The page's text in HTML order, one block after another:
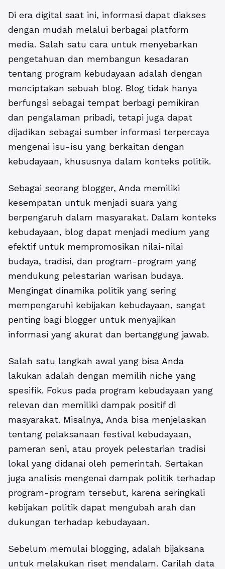
Di era digital saat ini, informasi dapat diakses
dengan mudah melalui berbagai platform
media. Salah satu cara untuk menyebarkan
pengetahuan dan membangun kesadaran
tentang program kebudayaan adalah dengan
menciptakan sebuah blog. Blog tidak hanya
berfungsi sebagai tempat berbagi pemikiran
dan pengalaman pribadi, tetapi juga dapat
dijadikan sebagai sumber informasi terpercaya
mengenai isu-isu yang berkaitan dengan
kebudayaan, khususnya dalam konteks politik.
Sebagai seorang blogger, Anda memiliki
kesempatan untuk menjadi suara yang
berpengaruh dalam masyarakat. Dalam konteks
kebudayaan, blog dapat menjadi medium yang
efektif untuk mempromosikan nilai-nilai
budaya, tradisi, dan program-program yang
mendukung pelestarian warisan budaya.
Mengingat dinamika politik yang sering
mempengaruhi kebijakan kebudayaan, sangat
penting bagi blogger untuk menyajikan
informasi yang akurat dan bertanggung jawab.
Salah satu langkah awal yang bisa Anda
lakukan adalah dengan memilih niche yang
spesifik. Fokus pada program kebudayaan yang
relevan dan memiliki dampak positif di
masyarakat. Misalnya, Anda bisa menjelaskan
tentang pelaksanaan festival kebudayaan,
pameran seni, atau proyek pelestarian tradisi
lokal yang didanai oleh pemerintah. Sertakan
juga analisis mengenai dampak politik terhadap
program-program tersebut, karena seringkali
kebijakan politik dapat mengubah arah dan
dukungan terhadap kebudayaan.
Sebelum memulai blogging, adalah bijaksana
untuk melakukan riset mendalam. Carilah data